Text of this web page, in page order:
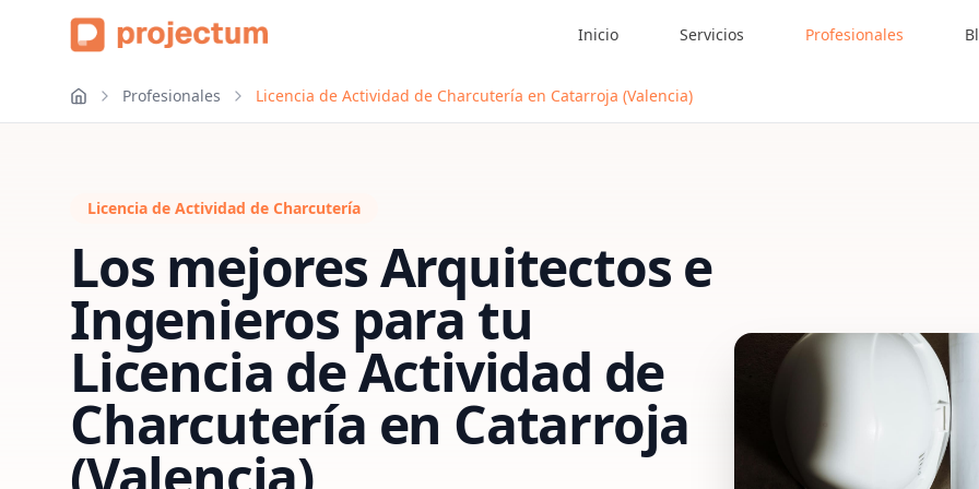
Inicio Servicios Profesionales
Profesionales Licencia de Actividad de Charcutería en Catarroja (Valencia)
Licencia de Actividad de Charcutería
Los mejores Arquitectos e
Ingenieros para tu
Licencia de Actividad de
Charcutería en Catarroja